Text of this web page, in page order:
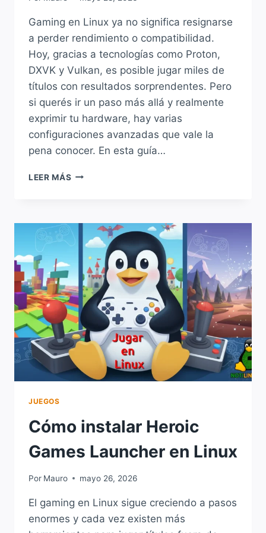
Gaming en Linux ya no significa resignarse
a perder rendimiento o compatibilidad.
Hoy, gracias a tecnologías como Proton,
DXVK y Vulkan, es posible jugar miles de
títulos con resultados sorprendentes. Pero
si querés ir un paso más allá y realmente
exprimir tu hardware, hay varias
configuraciones avanzadas que vale la
pena conocer. En esta guía…
LEER MÁS CÓMO
PROTON,
DXVK
VULKAN
PARA
JUGAR
EN
LINUX
JUEGOS
Cómo instalar Heroic
Games Launcher en Linux
Por Mauro mayo 26, 2026
El gaming en Linux sigue creciendo a pasos
enormes y cada vez existen más